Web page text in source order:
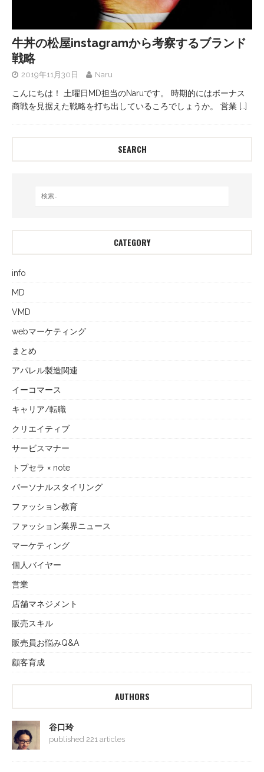
牛丼の松屋instagramから考察するブランド
戦略
2019年11月30日 Naru
こんにちは！ 土曜日MD担当のNaruです。 時期的にはボーナス
商戦を見据えた戦略を打ち出しているころでしょうか。 営業 […]
SEARCH
CATEGORY
info
MD
VMD
webマーケティング
まとめ
アパレル製造関連
イーコマース
キャリア/転職
クリエイティブ
サービスマナー
トプセラ × note
パーソナルスタイリング
ファッション教育
ファッション業界ニュース
マーケティング
個人バイヤー
営業
店舗マネジメント
販売スキル
販売員お悩みQ&A
顧客育成
AUTHORS
谷口玲
published 221 articles